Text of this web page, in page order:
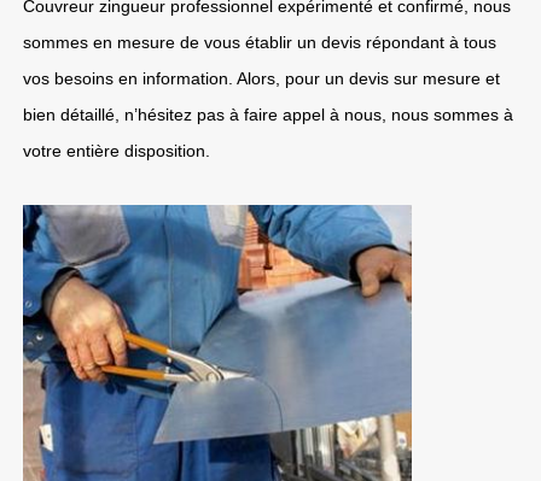
Couvreur zingueur professionnel expérimenté et confirmé, nous
sommes en mesure de vous établir un devis répondant à tous
vos besoins en information. Alors, pour un devis sur mesure et
bien détaillé, n’hésitez pas à faire appel à nous, nous sommes à
votre entière disposition.